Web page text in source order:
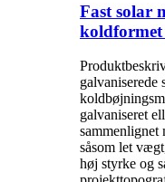
Fast solar
koldformet
galvaniseret
sammenlignet
såsom let
høj styrke og